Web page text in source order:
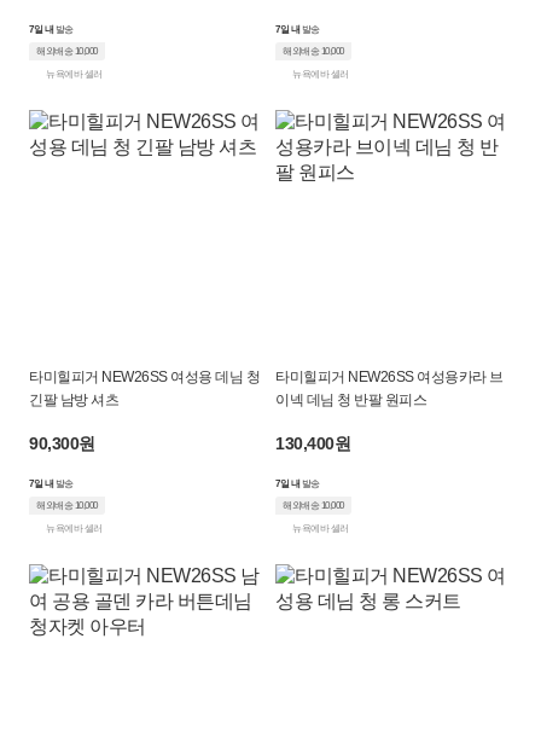
7일 내 발송
해외배송 10,000
뉴욕에바 셀러
7일 내 발송
해외배송 10,000
뉴욕에바 셀러
타미힐피거 NEW26SS 여성용 데님 청
긴팔 남방 셔츠
90,300원
7일 내 발송
해외배송 10,000
뉴욕에바 셀러
타미힐피거 NEW26SS 여성용카라 브
이넥 데님 청 반팔 원피스
130,400원
7일 내 발송
해외배송 10,000
뉴욕에바 셀러